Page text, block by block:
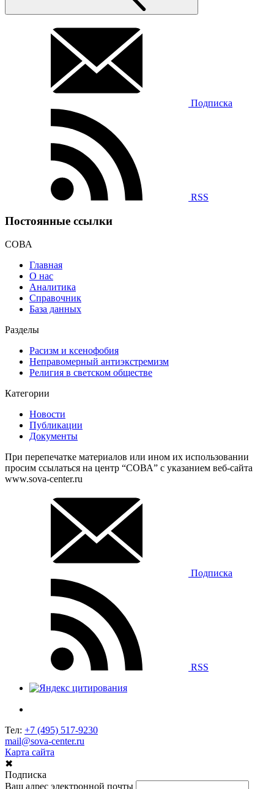
Подписка
RSS
Постоянные ссылки
СОВА
Главная
О нас
Аналитика
Справочник
База данных
Разделы
Расизм и ксенофобия
Неправомерный антиэкстремизм
Религия в светском обществе
Категории
Новости
Публикации
Документы
При перепечатке материалов или ином их использовании
просим ссылаться на центр “СОВА” с указанием веб-сайта
www.sova-center.ru
Подписка
RSS
Тел: +7 (495) 517-9230
mail@sova-center.ru
Карта сайта
✖
Подписка
Ваш адрес электронной почты